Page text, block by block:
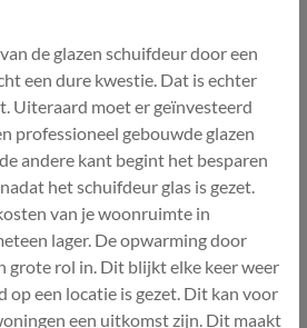
de glazen schuifdeur door een
een dure kwestie. Dat is echter
Uiteraard moet er geïnvesteerd
professioneel gebouwde glazen
andere kant begint het besparen
het schuifdeur glas is gezet.
van je woonruimte in
lager. De opwarming door
grote rol in. Dit blijkt elke keer weer
op een locatie is gezet. Dit kan voor
een uitkomst zijn. Dit maakt